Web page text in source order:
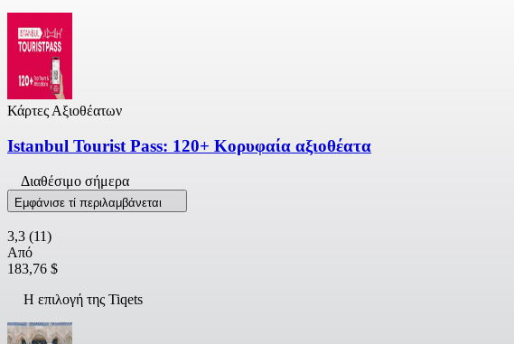
Κάρτες Αξιοθέατων
Istanbul Tourist Pass: 120+ Κορυφαία αξιοθέατα
Διαθέσιμο σήμερα
Εμφάνισε τί περιλαμβάνεται
3,3 (11)
Από
183,76 $
Η επιλογή της Tiqets